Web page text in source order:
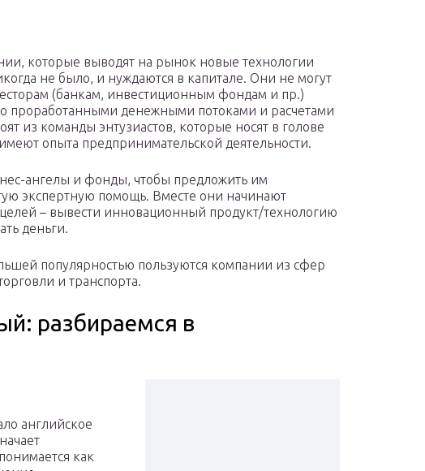
которые выводят на рынок новые технологии
не было, и нуждаются в капитале. Они не могут
(банкам, инвестиционным фондам и пр.)
проработанными денежными потоками и расчетами
из команды энтузиастов, которые носят в голове
опыта предпринимательской деятельности.
ангелы и фонды, чтобы предложить им
экспертную помощь. Вместе они начинают
– вывести инновационный продукт/технологию
деньги.
популярностью пользуются компании из сфер
и транспорта.
разбираемся в
английское
как